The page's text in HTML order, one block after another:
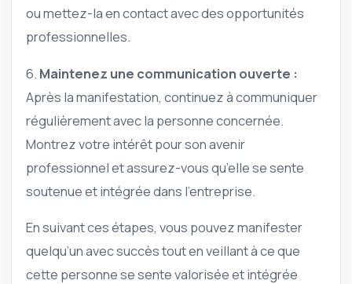
ou mettez-la en contact avec des opportunités
professionnelles.
6. Maintenez une communication ouverte :
Après la manifestation, continuez à communiquer
régulièrement avec la personne concernée.
Montrez votre intérêt pour son avenir
professionnel et assurez-vous qu’elle se sente
soutenue et intégrée dans l’entreprise.
En suivant ces étapes, vous pouvez manifester
quelqu’un avec succès tout en veillant à ce que
cette personne se sente valorisée et intégrée